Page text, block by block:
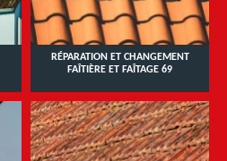
RÉPARATION ET CHANGEMENT
FAÎTIÈRE ET FAÎTAGE 69